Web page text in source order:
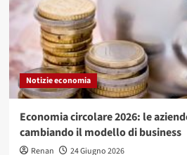
Notizie economia
Economia circolare 2026: le
cambiando il modello di business
Renan 24 Giugno 2026